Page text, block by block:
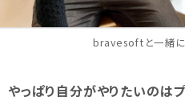
bravesoftと一緒に
やっぱり自分がやりたいのは